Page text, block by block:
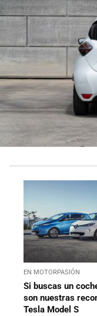
EN MOTORPASIÓN
Si buscas un
son nuestras
Tesla Model S